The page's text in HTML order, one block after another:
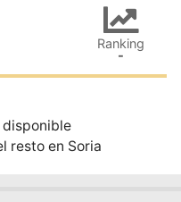
Ranking
-
disponible
resto en Soria